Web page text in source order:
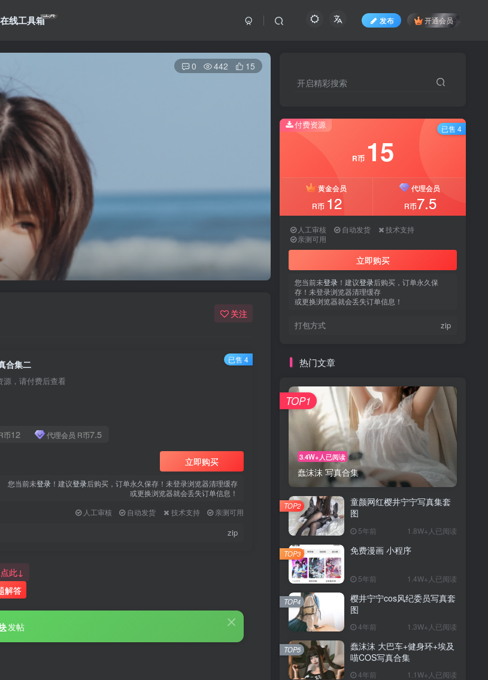
在线工具箱工具
发布 开通会员
0 442 15
关注
合集二
源，请付费后查看
币12 代理会员 R币7.5
立即购买
您当前未登录 ！建议登录后购买，订单永久保存！未登录浏览器清理缓存
或更换浏览器就会丢失订单信息！
人工审核
自动发货 技术支持 亲测可用
zip
已售 4
此↓
解答
发帖
开启精彩搜索
付费资源
R币 15
黄金会员
R币 12
代理会员
R币7.5
人工审核 自动发货
技术支持
亲测可用
立即购买
您当前未登录 ！建议登录后购买，订单永久保
存！未登录浏览器清理缓存
或更换浏览器就会丢失订单信息！
打包方式 zip
已售 4
热门文章
3.4W+人已阅读
蠢沫沫 写真合集
TOP1
童颜网红樱井宁宁写真集套
图
5年前 1.8W+人已阅读
TOP2
免费漫画 小程序
5年前 1.4W+人已阅读
TOP3
樱井宁宁cos风纪委员写真套
图
4年前 1.3W+人已阅读
TOP4
蠢沫沫 大巴车+健身环+埃及
喵COS写真合集
4年前 1.1W+人已阅读
TOP5